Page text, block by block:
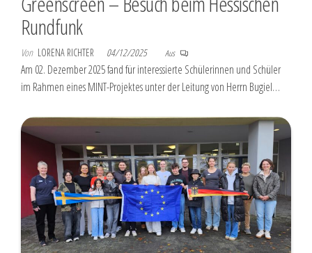
Rundfunk
Von LORENA RICHTER 04/12/2025 Aus
Am 02. Dezember 2025 fand für interessierte Schülerinnen und Schüler
im Rahmen eines MINT-Projektes unter der Leitung von Herrn Bugiel…